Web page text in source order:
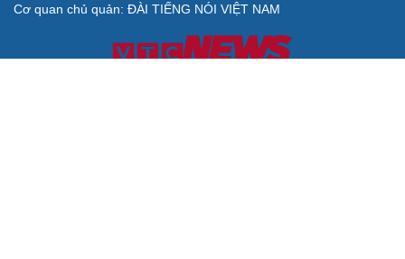
Cơ quan chủ quản: ĐÀI TIẾNG NÓI VIỆT NAM